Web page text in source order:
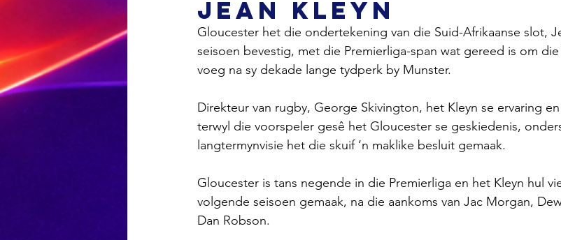
Jean Kleyn
Gloucester het die ondertekening van die Suid-Afrikaanse slot,
seisoen bevestig, met die Premierliga-span wat gereed is om
voeg na sy dekade lange tydperk by Munster.
Direkteur van rugby, George Skivington, het Kleyn se ervaring
terwyl die voorspeler gesê het Gloucester se geskiedenis,
langtermynvisie het die skuif ‘n maklike besluit gemaak.
Gloucester is tans negende in die Premierliga en het Kleyn hul
volgende seisoen gemaak, na die aankoms van Jac Morgan,
Dan Robson.